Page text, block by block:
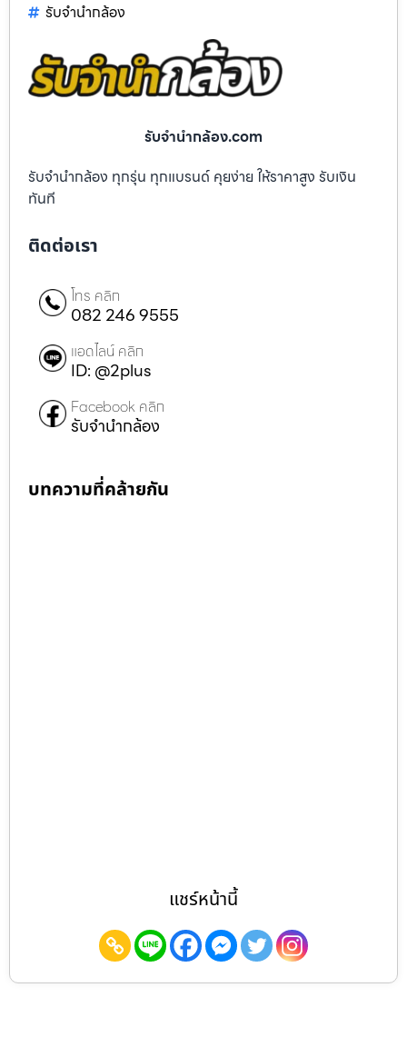
รับจํานํากล้อง
รับจํานํากล้อง.com
รับจำนำกล้อง ทุกรุ่น ทุกแบรนด์ คุยง่าย ให้ราคาสูง รับเงิน
ทันที
ติดต่อเรา
โทร คลิก
082 246 9555
แอดไลน์ คลิก
ID: @2plus
Facebook คลิก
รับจำนำกล้อง
บทความที่คล้ายกัน
แชร์หน้านี้